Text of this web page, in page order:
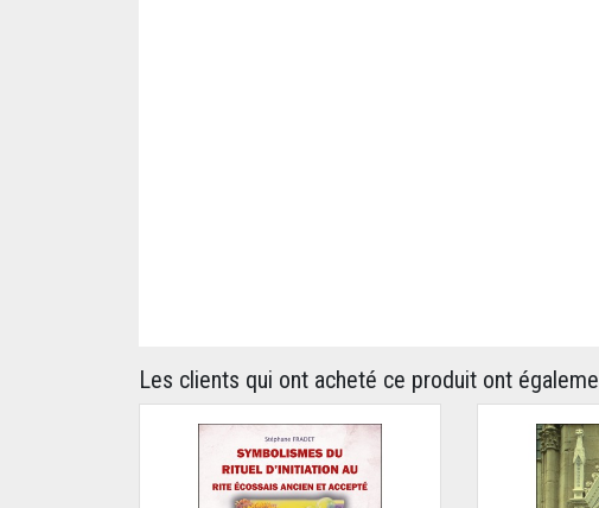
Les clients qui ont acheté ce produit ont